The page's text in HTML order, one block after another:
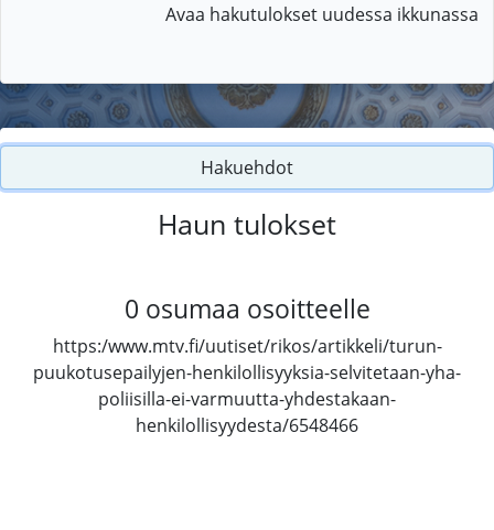
Avaa hakutulokset uudessa ikkunassa
Hakuehdot
Haun tulokset
0 osumaa osoitteelle
https:/www.mtv.fi/uutiset/rikos/artikkeli/turun-
puukotusepailyjen-henkilollisyyksia-selvitetaan-yha-
poliisilla-ei-varmuutta-yhdestakaan-
henkilollisyydesta/6548466